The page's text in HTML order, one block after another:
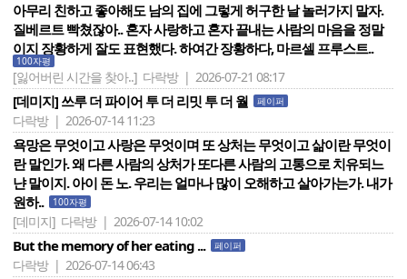
아무리 친하고 좋아해도 남의 집에 그렇게 허구한 날 놀러가지 말자.
질베르트 빡쳤잖아.. 혼자 사랑하고 혼자 끝내는 사람의 마음을 정말
이지 장황하게 잘도 표현했다. 하여간 장황하다, 마르셀 프루스트..
100자평
[잃어버린 시간을 찾아..] 다락방 | 2026-07-21 08:17
[데미지] 쓰루 더 파이어 투 더 리밋 투 더 월 페이퍼
다락방 | 2026-07-14 11:23
욕망은 무엇이고 사랑은 무엇이며 또 상처는 무엇이고 삶이란 무엇이
란 말인가. 왜 다른 사람의 상처가 또다른 사람의 고통으로 치유되느
냔 말이지. 아이 돈 노. 우리는 얼마나 많이 오해하고 살아가는가. 내가
원하..
100자평
[데미지] 다락방 | 2026-07-14 10:02
But the memory of her eating ... 페이퍼
다락방 | 2026-07-14 06:43